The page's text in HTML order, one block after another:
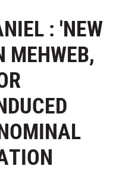
: 'NEW
MEHWEB,